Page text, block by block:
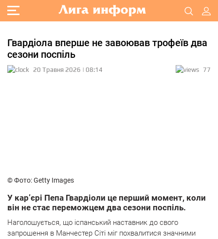
Гвардіола вперше не завоював трофеїв два
сезони поспіль
20 Травня 2026 | 08:14 77
© Фото: Getty Images
У кар’єрі Пепа Гвардіоли це перший момент, коли
він не стає переможцем два сезони поспіль.
Наголошується, що іспанський наставник до свого
запрошення в Манчестер Сіті міг похвалитися значними